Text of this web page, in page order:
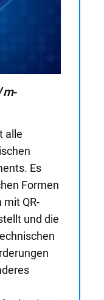
m-
alle
Es
Formen
QR-
und die